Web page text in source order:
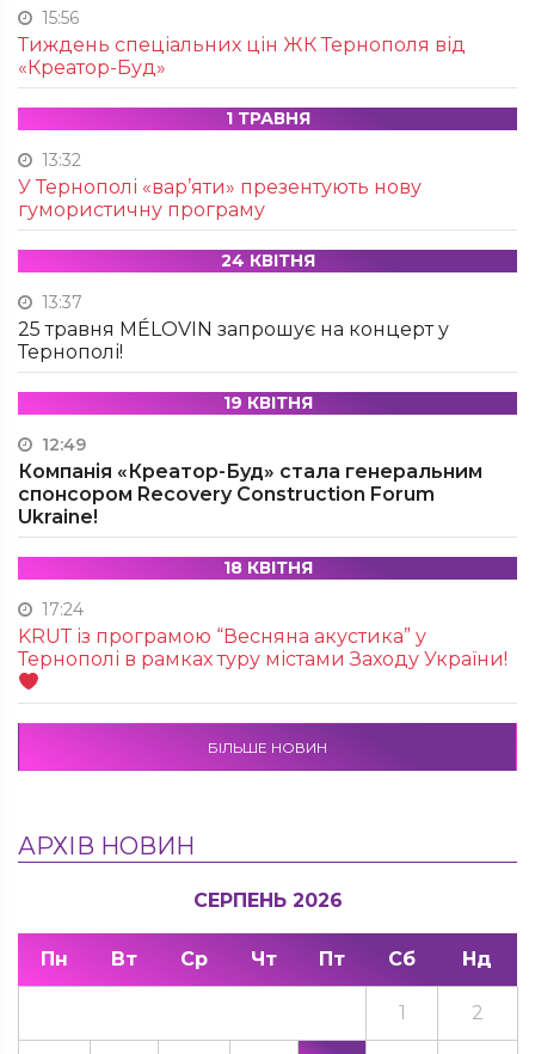
15:56
Тиждень спеціальних цін ЖК Тернополя від
«Креатор-Буд»
1 ТРАВНЯ
13:32
У Тернополі «вар’яти» презентують нову
гумористичну програму
24 КВІТНЯ
13:37
25 травня MÉLOVIN запрошує на концерт у
Тернополі!
19 КВІТНЯ
12:49
Компанія «Креатор-Буд» стала генеральним
спонсором Recovery Construction Forum
Ukraine!
18 КВІТНЯ
17:24
KRUТ із програмою “Весняна акустика” у
Тернополі в рамках туру містами Заходу України!
БІЛЬШЕ НОВИН
АРХІВ НОВИН
СЕРПЕНЬ 2026
Пн Вт Ср Чт Пт Сб Нд
1 2